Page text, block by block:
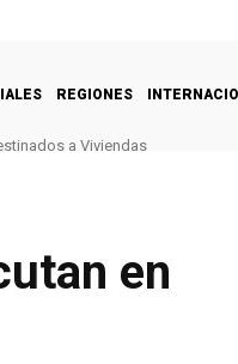
REGIONES
a Viviendas
en